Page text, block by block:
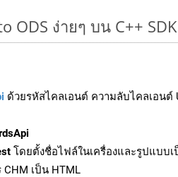
ODS ง่ายๆ บน C++ SDK
ด้วยรหัสไคลเอนต์ ความลับไคลเอนต์
โดยตั้งชื่อไฟล์ในเครื่องและรูปแบบเ
CHM เป็น HTML